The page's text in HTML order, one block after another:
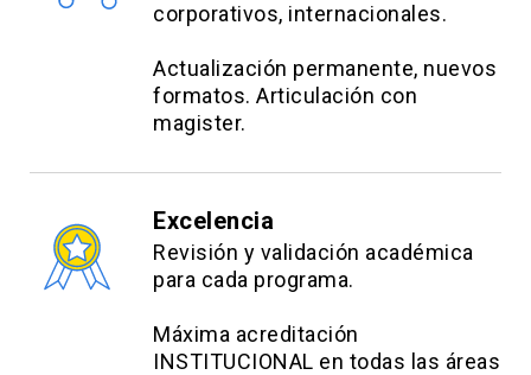
corporativos, internacionales.
Actualización permanente, nuevos
formatos. Articulación con
magister.
Excelencia
Revisión y validación académica
para cada programa.
Máxima acreditación
INSTITUCIONAL en todas las áreas